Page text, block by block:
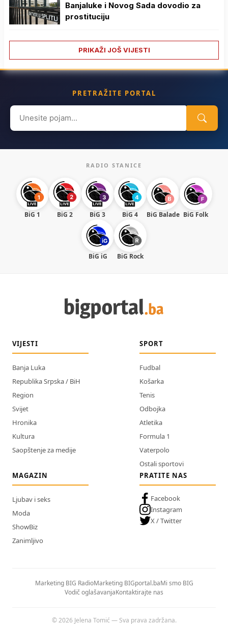
Banjaluke i Novog Sada dovodio za
prostituciju
PRIKAŽI JOŠ VIJESTI
PRETRAŽITE PORTAL
Search
for:
RADIO STANICE
BiG 1 BiG 2 BiG 3 BiG 4 BiG Balade BiG Folk
BiG iG BiG Rock
VIJESTI
Banja Luka
Republika Srpska / BiH
Region
Svijet
Hronika
Kultura
Saopštenje za medije
SPORT
Fudbal
Košarka
Tenis
Odbojka
Atletika
Formula 1
Vaterpolo
Ostali sportovi
MAGAZIN
Ljubav i seks
Moda
ShowBiz
Zanimljivo
PRATITE NAS
Facebook
Instagram
X / Twitter
Marketing BIG RadioMarketing BIGportal.baMi smo BIG
Vodič oglašavanjaKontaktirajte nas
© 2026 Jelena Tomić — Sva prava zadržana.